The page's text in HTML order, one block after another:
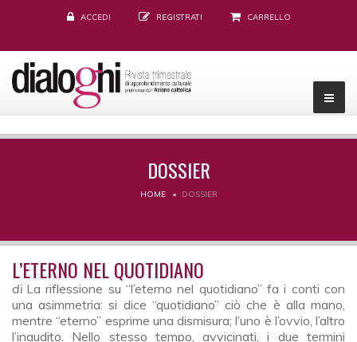
ACCEDI REGISTRATI CARRELLO
DOSSIER
HOME DOSSIER
L’ETERNO NEL QUOTIDIANO
di La riflessione su “l’eterno nel quotidiano” fa i conti con
una asimmetria: si dice “quotidiano” ciò che è alla mano,
mentre “eterno” esprime una dismisura; l’uno è l’ovvio, l’altro
l’inaudito. Nello stesso tempo, avvicinati, i due termini